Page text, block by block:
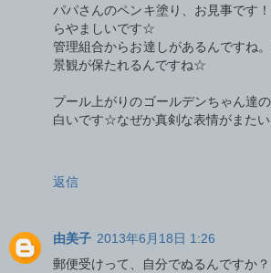
パパさんのペンキ塗り、お見事です
らやましいです☆
管理組合からお達しがあるんですね
景観が保たれるんですね☆
プール上がりのゴールデンちゃん達
白いです☆なぜか真剣な表情がまた
返信
由美子 2013年6月18日 1:26
郵便受けって、自分でぬるんですか？